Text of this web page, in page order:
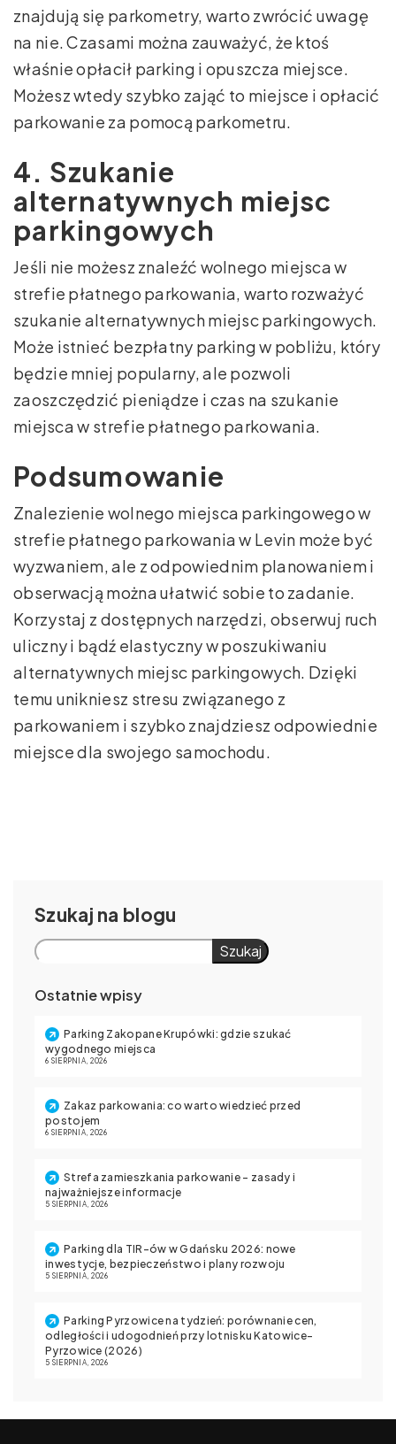
znajdują się parkometry, warto zwrócić uwagę
na nie. Czasami można zauważyć, że ktoś
właśnie opłacił parking i opuszcza miejsce.
Możesz wtedy szybko zająć to miejsce i opłacić
parkowanie za pomocą parkometru.
4. Szukanie
alternatywnych miejsc
parkingowych
Jeśli nie możesz znaleźć wolnego miejsca w
strefie płatnego parkowania, warto rozważyć
szukanie alternatywnych miejsc parkingowych.
Może istnieć bezpłatny parking w pobliżu, który
będzie mniej popularny, ale pozwoli
zaoszczędzić pieniądze i czas na szukanie
miejsca w strefie płatnego parkowania.
Podsumowanie
Znalezienie wolnego miejsca parkingowego w
strefie płatnego parkowania w Levin może być
wyzwaniem, ale z odpowiednim planowaniem i
obserwacją można ułatwić sobie to zadanie.
Korzystaj z dostępnych narzędzi, obserwuj ruch
uliczny i bądź elastyczny w poszukiwaniu
alternatywnych miejsc parkingowych. Dzięki
temu unikniesz stresu związanego z
parkowaniem i szybko znajdziesz odpowiednie
miejsce dla swojego samochodu.
Szukaj
Szukaj
Ostatnie wpisy
Parking Zakopane Krupówki: gdzie szukać
wygodnego miejsca
6 SIERPNIA, 2026
Zakaz parkowania: co warto wiedzieć przed
postojem
6 SIERPNIA, 2026
Strefa zamieszkania parkowanie – zasady i
najważniejsze informacje
5 SIERPNIA, 2026
Parking dla TIR-ów w Gdańsku 2026: nowe
inwestycje, bezpieczeństwo i plany rozwoju
5 SIERPNIA, 2026
Parking Pyrzowice na tydzień: porównanie cen,
odległości i udogodnień przy lotnisku Katowice-
Pyrzowice (2026)
5 SIERPNIA, 2026